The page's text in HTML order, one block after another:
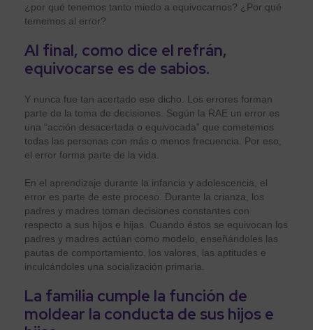
¿por qué tenemos tanto miedo a equivocarnos? ¿Por qué
tememos al error?
Al final, como dice el refrán,
equivocarse es de sabios.
Y nunca fue tan acertado ese dicho. Los errores forman
parte de la toma de decisiones. Según la RAE un error es
una “acción desacertada o equivocada” que cometemos
todas las personas con más o menos frecuencia. Por eso,
el error forma parte de la vida.
En el aprendizaje durante la infancia y adolescencia, el
error es parte de este proceso. Durante la crianza, los
padres y madres toman decisiones constantes con
respecto a sus hijos e hijas. Cuando éstos se equivocan los
padres y madres actúan como modelo, enseñándoles las
pautas de comportamiento, los valores, las aptitudes e
inculcándoles una socialización primaria.
La familia cumple la función de
moldear la conducta de sus hijos e